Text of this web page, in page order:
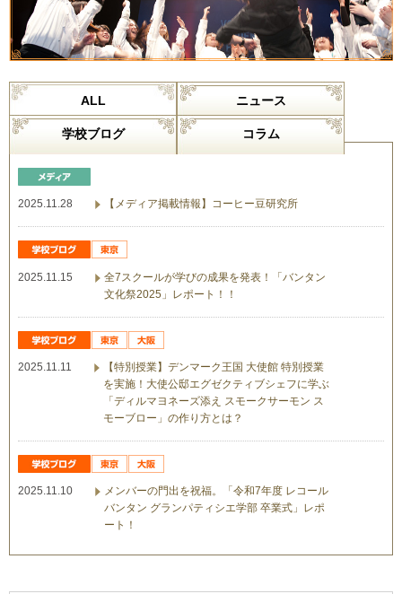
ALL ニュース
学校ブログ コラム
2025.11.28 【メディア掲載情報】コーヒー豆研究所
2025.11.15
全7スクールが学びの成果を発表！「バンタン
文化祭2025」レポート！！
2025.11.11
【特別授業】デンマーク王国 大使館 特別授業
を実施！大使公邸エグゼクティブシェフに学ぶ
「ディルマヨネーズ添え スモークサーモン ス
モーブロー」の作り方とは？
2025.11.10
メンバーの門出を祝福。「令和7年度 レコール
バンタン グランパティシエ学部 卒業式」レポ
ート！